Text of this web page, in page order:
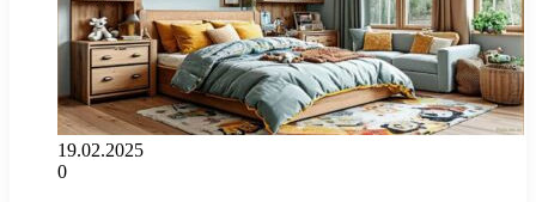
19.02.2025
0